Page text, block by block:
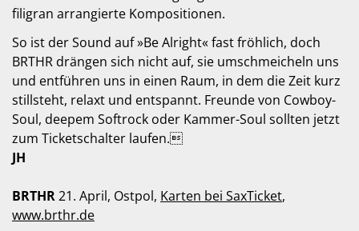
filigran arrangierte Kompositionen.
So ist der Sound auf »Be Alright« fast fröhlich, doch
BRTHR drängen sich nicht auf, sie umschmeicheln uns
und entführen uns in einen Raum, in dem die Zeit kurz
stillsteht, relaxt und entspannt. Freunde von Cowboy-
Soul, deepem Softrock oder Kammer-Soul sollten jetzt
zum Ticketschalter laufen.
JH
BRTHR21. April, Ostpol, Karten bei SaxTicket,
www.brthr.de